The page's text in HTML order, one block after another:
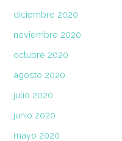
diciembre 2020
noviembre 2020
octubre 2020
agosto 2020
julio 2020
junio 2020
mayo 2020